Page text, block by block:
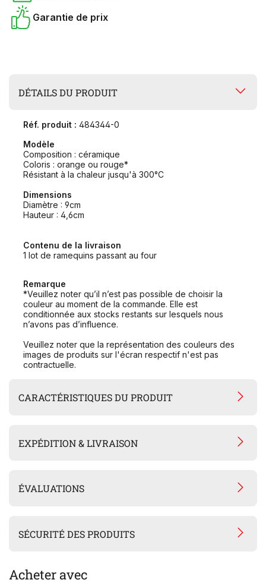
Garantie de prix
DÉTAILS DU PRODUIT
Réf. produit : 484344-0
Modèle
Composition : céramique
Coloris : orange ou rouge*
Résistant à la chaleur jusqu'à 300°C
Dimensions
Diamètre : 9cm
Hauteur : 4,6cm
Contenu de la livraison
1 lot de ramequins passant au four
Remarque
*Veuillez noter qu’il n’est pas possible de choisir la
couleur au moment de la commande. Elle est
conditionnée aux stocks restants sur lesquels nous
n’avons pas d’influence.
Veuillez noter que la représentation des couleurs des
images de produits sur l'écran respectif n'est pas
contractuelle.
CARACTÉRISTIQUES DU PRODUIT
EXPÉDITION & LIVRAISON
ÉVALUATIONS
SÉCURITÉ DES PRODUITS
Acheter avec